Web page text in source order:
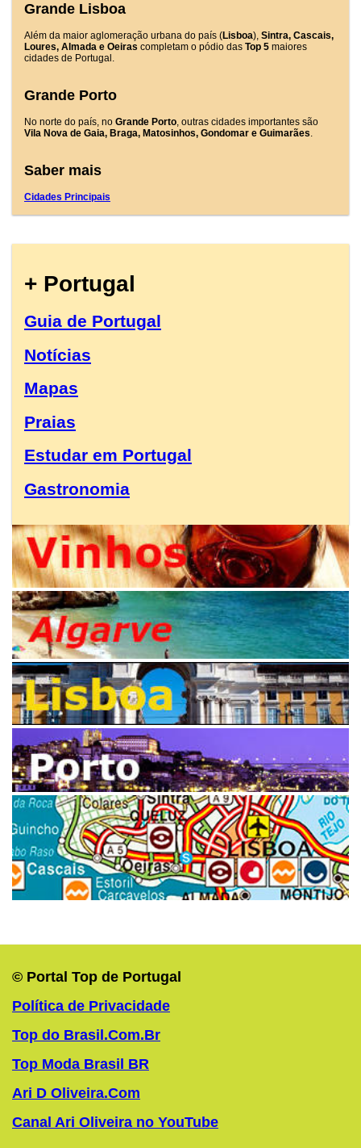
Grande Lisboa
Além da maior aglomeração urbana do país (Lisboa), Sintra, Cascais,
Loures, Almada e Oeiras completam o pódio das Top 5 maiores
cidades de Portugal.
Grande Porto
No norte do país, no Grande Porto, outras cidades importantes são
Vila Nova de Gaia, Braga, Matosinhos, Gondomar e Guimarães.
Saber mais
Cidades Principais
+ Portugal
Guia de Portugal
Notícias
Mapas
Praias
Estudar em Portugal
Gastronomia
© Portal Top de Portugal
Política de Privacidade
Top do Brasil.Com.Br
Top Moda Brasil BR
Ari D Oliveira.Com
Canal Ari Oliveira no YouTube